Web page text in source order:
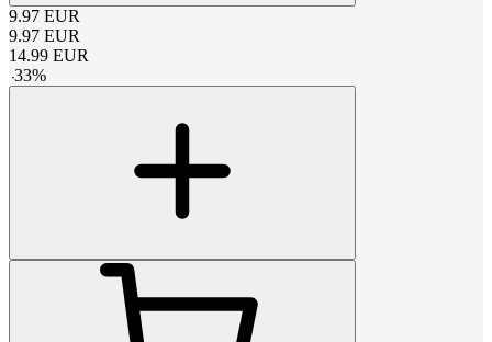
9.97 EUR
9.97 EUR
14.99 EUR
-33%